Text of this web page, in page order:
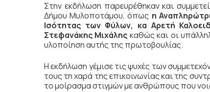
Στην εκδήλωση παρευρέθηκαν και
Δήμου Μυλοποτάμου, όπως η
Ισότητας των Φύλων, κα Αρετή
Στεφανάκης Μιχάλης καθώς και οι
υλοποίηση αυτής της πρωτοβουλίας.
Η εκδήλωση γέμισε τις ψυχές των
τους τη χαρά της επικοινωνίας και της
το μοίρασμα στιγμών με ανθρώπους που